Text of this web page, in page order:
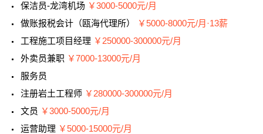
保洁员-龙湾机场 ￥3000-5000元/月
做账报税会计（瓯海代理所）
￥5000-8000元/月·13薪
工程施工项目经理 ￥250000-300000元/月
外卖员兼职 ￥7000-13000元/月
服务员
注册岩土工程师 ￥280000-300000元/月
文员 ￥3000-5000元/月
运营助理 ￥5000-15000元/月